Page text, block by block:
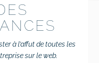
management)
à l’affut de toutes les
sur le web.